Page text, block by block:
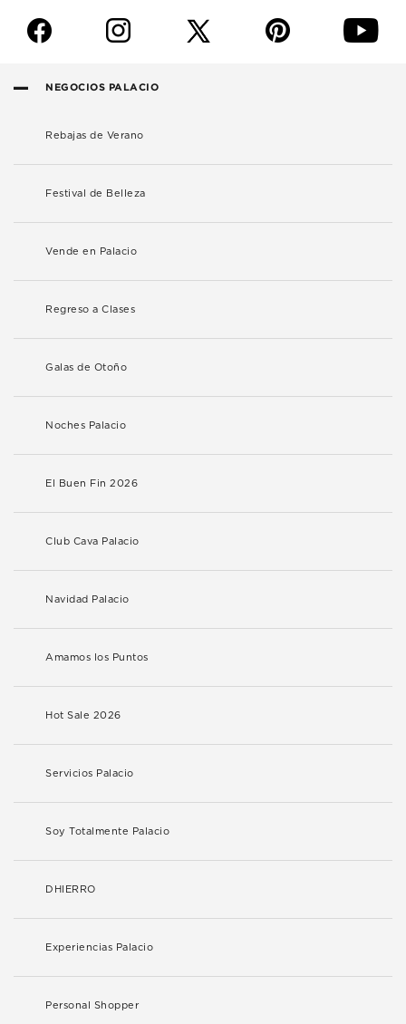
f i p y
NEGOCIOS PALACIO
Rebajas de Verano
Festival de Belleza
Vende en Palacio
Regreso a Clases
Galas de Otoño
Noches Palacio
El Buen Fin 2026
Club Cava Palacio
Navidad Palacio
Amamos los Puntos
Hot Sale 2026
Servicios Palacio
Soy Totalmente Palacio
DHIERRO
Experiencias Palacio
Personal Shopper